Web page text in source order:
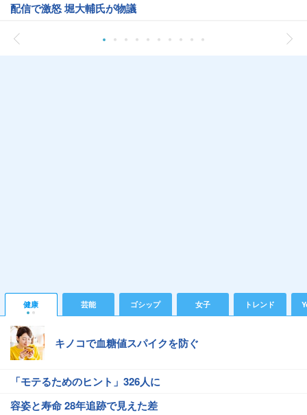
配信で激怒 堀大輔氏が物議
健康 芸能 ゴシップ 女子 トレンド
キノコで血糖値スパイクを防ぐ
「モテるためのヒント」326人に
容姿と寿命 28年追跡で見えた差